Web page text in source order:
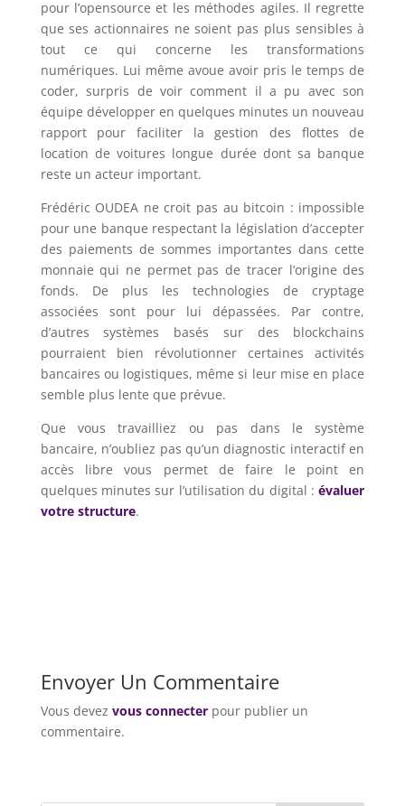
pour l’opensource et les méthodes agiles. Il regrette
que ses actionnaires ne soient pas plus sensibles à
tout ce qui concerne les transformations
numériques. Lui même avoue avoir pris le temps de
coder, surpris de voir comment il a pu avec son
équipe développer en quelques minutes un nouveau
rapport pour faciliter la gestion des flottes de
location de voitures longue durée dont sa banque
reste un acteur important.
Frédéric OUDEA ne croit pas au bitcoin : impossible
pour une banque respectant la législation d’accepter
des paiements de sommes importantes dans cette
monnaie qui ne permet pas de tracer l’origine des
fonds. De plus les technologies de cryptage
associées sont pour lui dépassées. Par contre,
d’autres systèmes basés sur des blockchains
pourraient bien révolutionner certaines activités
bancaires ou logistiques, même si leur mise en place
semble plus lente que prévue.
Que vous travailliez ou pas dans le système
bancaire, n’oubliez pas qu’un diagnostic interactif en
accès libre vous permet de faire le point en
quelques minutes sur l’utilisation du digital :évaluer
votre structure.
Envoyer Un Commentaire
Vous devez vous connecterpour publier un
commentaire.